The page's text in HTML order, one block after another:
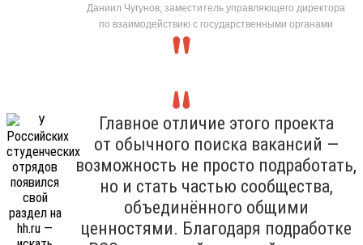
Даниил Чугунов, заместитель управляющего директора
по взаимодействию с государственными органами
Главное отличие этого проекта
от обычного поиска вакансий —
возможность не просто подработать,
но и стать частью сообщества,
объединённого общими
ценностями. Благодаря подработке